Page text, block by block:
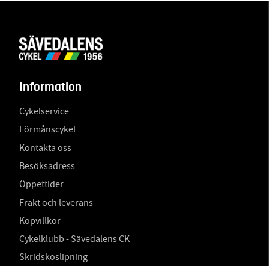
Information
Cykelservice
Förmånscykel
Kontakta oss
Besöksadress
Öppettider
Frakt och leverans
Köpvillkor
Cykelklubb - Sävedalens CK
Skridskoslipning